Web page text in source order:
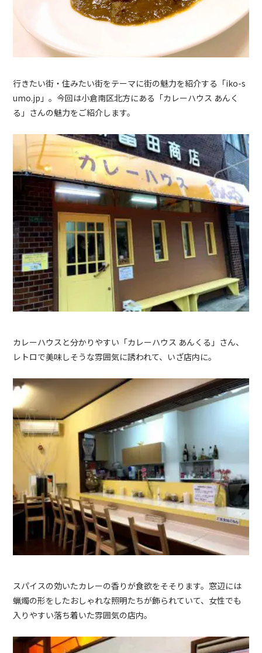
行きたい街・住みたい街をテーマに街の魅力を紹介する「iko-s
umo.jp」。今回は小倉南区北方にある「カレーハウス あんく
る」さんの魅力をご紹介します。
カレーハウスと分かりやすい「カレーハウス あんくる 」 さん、
レトロで美味しそうな雰囲気に誘われて、いざ店内に。
スパイスの効いたカレーの香りが食欲をそそります。窓辺には
蝋燭の形をしたおしゃれな照明たちが飾られていて、女性でも
入りやすい落ち着いた雰囲気の店内。